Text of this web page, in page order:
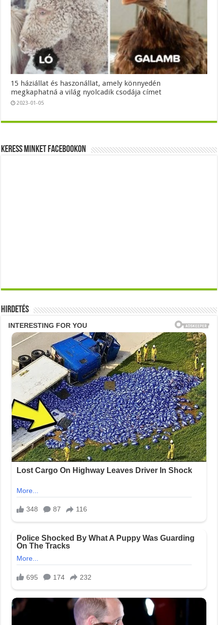
15 háziállat és haszonállat, amely könnyedén
megkaphatná a világ nyolcadik csodája címet
2023-01-05
Keress minket Facebookon
Hirdetés